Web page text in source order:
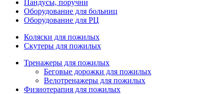
Пандусы, поручни
Оборудование для больниц
Оборудование для РЦ
Коляски для пожилых
Скутеры для пожилых
Тренажеры для пожилых
Беговые дорожки для пожилых
Велотренажеры для пожилых
Физиотерапия для пожилых